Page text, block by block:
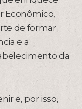
Econômico,
de formar
e a
da
e, por isso,